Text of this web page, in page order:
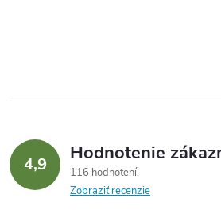
4,9 Hodnotenie
116 hodnotení
Zobraziť recenzie